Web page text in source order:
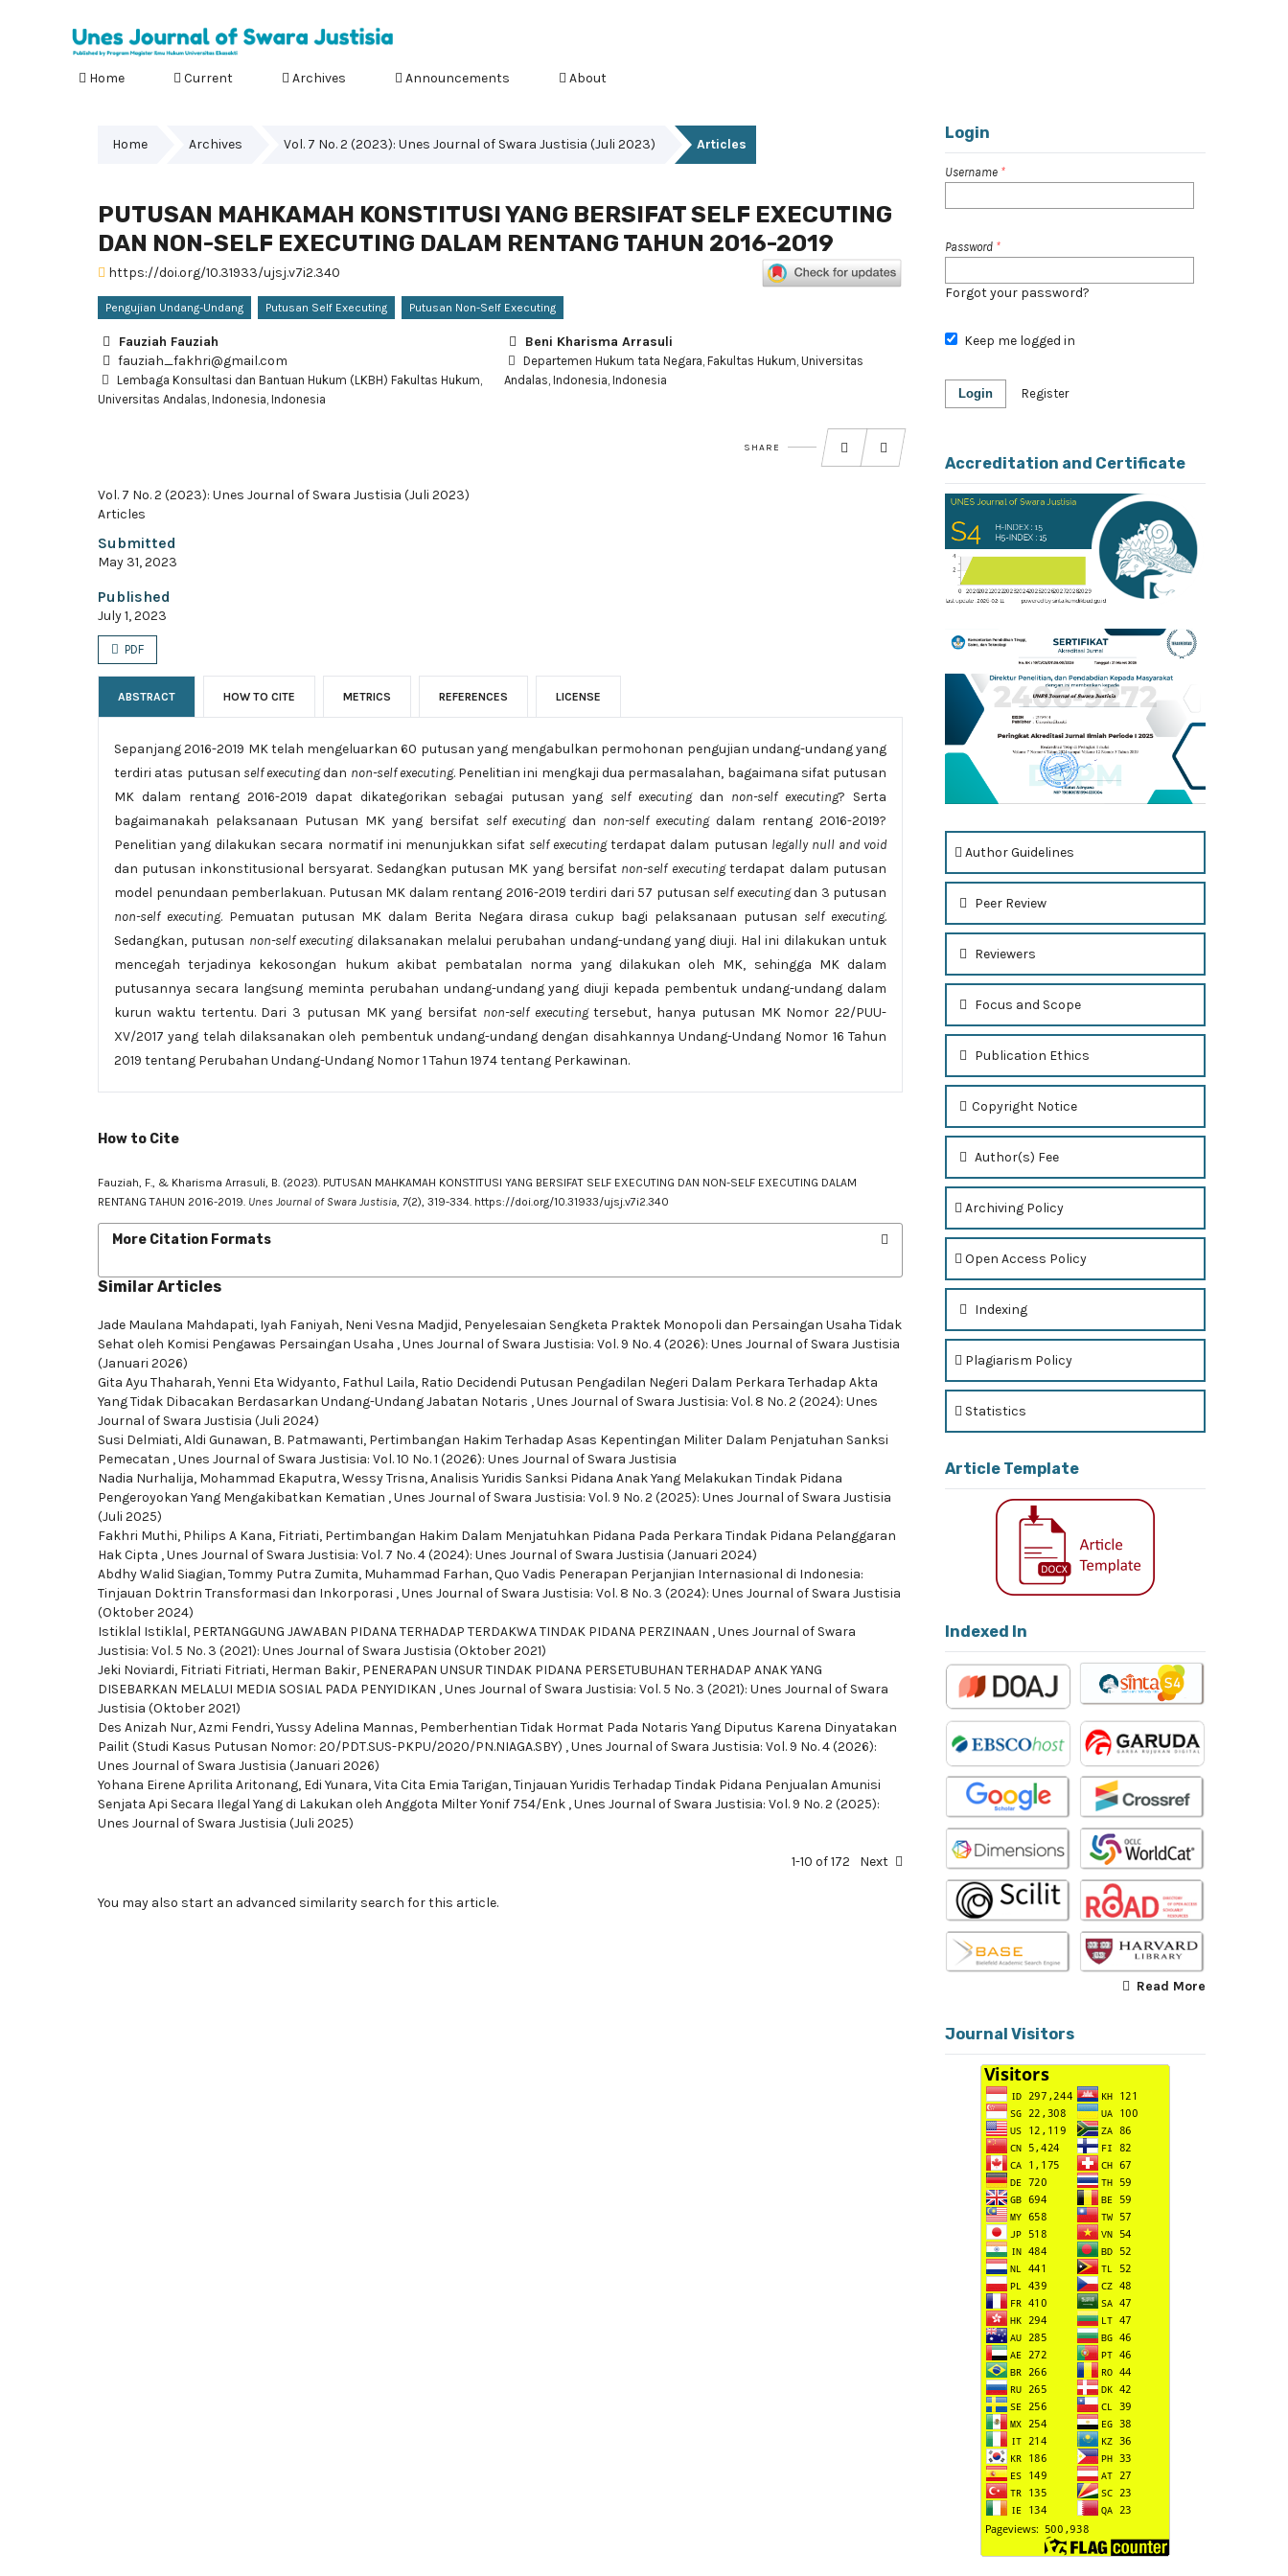
Home Current Archives Announcements About
Home Archives Vol. 7 No. 2 (2023): Unes Journal of Swara Justisia (Juli 2023) Articles
PUTUSAN MAHKAMAH KONSTITUSI YANG BERSIFAT SELF EXECUTING
DAN NON-SELF EXECUTING DALAM RENTANG TAHUN 2016-2019
https://doi.org/10.31933/ujsj.v7i2.340
Pengujian Undang-Undang Putusan Self Executing Putusan Non-Self Executing
Fauziah Fauziah
fauziah_fakhri@gmail.com
Lembaga Konsultasi dan Bantuan Hukum (LKBH) Fakultas Hukum,
Universitas Andalas, Indonesia, Indonesia
Beni Kharisma Arrasuli
Departemen Hukum tata Negara, Fakultas Hukum, Universitas
Andalas, Indonesia, Indonesia
SHARE
Vol. 7 No. 2 (2023): Unes Journal of Swara Justisia (Juli 2023)
Articles
Submitted
May 31, 2023
Published
July 1, 2023
PDF
ABSTRACT HOW TO CITE METRICS REFERENCES LICENSE
Sepanjang 2016-2019 MK telah mengeluarkan 60 putusan yang mengabulkan permohonan pengujian undang-undang yang
terdiri atas putusan self executingdan non-self executing. Penelitian ini mengkaji dua permasalahan, bagaimana sifat putusan
MK dalam rentang 2016-2019 dapat dikategorikan sebagai putusan yang self executingdan non-self executing? Serta
bagaimanakah pelaksanaan Putusan MK yang bersifat self executingdan non-self executingdalam rentang 2016-2019?
Penelitian yang dilakukan secara normatif ini menunjukkan sifat self executingterdapat dalam putusan legally null and void
dan putusan inkonstitusional bersyarat. Sedangkan putusan MK yang bersifat non-self executingterdapat dalam putusan
model penundaan pemberlakuan. Putusan MK dalam rentang 2016-2019 terdiri dari 57 putusan self executingdan 3 putusan
non-self executing. Pemuatan putusan MK dalam Berita Negara dirasa cukup bagi pelaksanaan putusan self executing.
Sedangkan, putusan non-self executingdilaksanakan melalui perubahan undang-undang yang diuji. Hal ini dilakukan untuk
mencegah terjadinya kekosongan hukum akibat pembatalan norma yang dilakukan oleh MK, sehingga MK dalam
putusannya secara langsung meminta perubahan undang-undang yang diuji kepada pembentuk undang-undang dalam
kurun waktu tertentu. Dari 3 putusan MK yang bersifat non-self executingtersebut, hanya putusan MK Nomor 22/PUU-
XV/2017 yang telah dilaksanakan oleh pembentuk undang-undang dengan disahkannya Undang-Undang Nomor 16 Tahun
2019 tentang Perubahan Undang-Undang Nomor 1 Tahun 1974 tentang Perkawinan.
How to Cite
Fauziah, F., & Kharisma Arrasuli, B. (2023). PUTUSAN MAHKAMAH KONSTITUSI YANG BERSIFAT SELF EXECUTING DAN NON-SELF EXECUTING DALAM
RENTANG TAHUN 2016-2019. Unes Journal of Swara Justisia, 7(2), 319-334. https://doi.org/10.31933/ujsj.v7i2.340
More Citation Formats
Similar Articles
Jade Maulana Mahdapati, Iyah Faniyah, Neni Vesna Madjid, Penyelesaian Sengketa Praktek Monopoli dan Persaingan Usaha Tidak
Sehat oleh Komisi Pengawas Persaingan Usaha ,Unes Journal of Swara Justisia: Vol. 9 No. 4 (2026): Unes Journal of Swara Justisia
(Januari 2026)
Gita Ayu Thaharah, Yenni Eta Widyanto, Fathul Laila, Ratio Decidendi Putusan Pengadilan Negeri Dalam Perkara Terhadap Akta
Yang Tidak Dibacakan Berdasarkan Undang-Undang Jabatan Notaris ,Unes Journal of Swara Justisia: Vol. 8 No. 2 (2024): Unes
Journal of Swara Justisia (Juli 2024)
Susi Delmiati, Aldi Gunawan, B. Patmawanti, Pertimbangan Hakim Terhadap Asas Kepentingan Militer Dalam Penjatuhan Sanksi
Pemecatan ,Unes Journal of Swara Justisia: Vol. 10 No. 1 (2026): Unes Journal of Swara Justisia
Nadia Nurhalija, Mohammad Ekaputra, Wessy Trisna,Analisis Yuridis Sanksi Pidana Anak Yang Melakukan Tindak Pidana
Pengeroyokan Yang Mengakibatkan Kematian ,Unes Journal of Swara Justisia: Vol. 9 No. 2 (2025): Unes Journal of Swara Justisia
(Juli 2025)
Fakhri Muthi, Philips A Kana, Fitriati, Pertimbangan Hakim Dalam Menjatuhkan Pidana Pada Perkara Tindak Pidana Pelanggaran
Hak Cipta ,Unes Journal of Swara Justisia: Vol. 7 No. 4 (2024): Unes Journal of Swara Justisia (Januari 2024)
Abdhy Walid Siagian, Tommy Putra Zumita, Muhammad Farhan,Quo Vadis Penerapan Perjanjian Internasional di Indonesia:
Tinjauan Doktrin Transformasi dan Inkorporasi ,Unes Journal of Swara Justisia: Vol. 8 No. 3 (2024): Unes Journal of Swara Justisia
(Oktober 2024)
Istiklal Istiklal, PERTANGGUNG JAWABAN PIDANA TERHADAP TERDAKWA TINDAK PIDANA PERZINAAN ,Unes Journal of Swara
Justisia: Vol. 5 No. 3 (2021): Unes Journal of Swara Justisia (Oktober 2021)
Jeki Noviardi, Fitriati Fitriati, Herman Bakir, PENERAPAN UNSUR TINDAK PIDANA PERSETUBUHAN TERHADAP ANAK YANG
DISEBARKAN MELALUI MEDIA SOSIAL PADA PENYIDIKAN ,Unes Journal of Swara Justisia: Vol. 5 No. 3 (2021): Unes Journal of Swara
Justisia (Oktober 2021)
Des Anizah Nur, Azmi Fendri, Yussy Adelina Mannas, Pemberhentian Tidak Hormat Pada Notaris Yang Diputus Karena Dinyatakan
Pailit (Studi Kasus Putusan Nomor: 20/PDT.SUS-PKPU/2020/PN.NIAGA.SBY) ,Unes Journal of Swara Justisia: Vol. 9 No. 4 (2026):
Unes Journal of Swara Justisia (Januari 2026)
Yohana Eirene Aprilita Aritonang, Edi Yunara, Vita Cita Emia Tarigan,Tinjauan Yuridis Terhadap Tindak Pidana Penjualan Amunisi
Senjata Api Secara Ilegal Yang di Lakukan oleh Anggota Milter Yonif 754/Enk ,Unes Journal of Swara Justisia: Vol. 9 No. 2 (2025):
Unes Journal of Swara Justisia (Juli 2025)
1-10 of 172 Next
You may also start an advanced similarity search for this article.
Login
Username *
Password *
Forgot your password?
Keep me logged in
Login Register
Accreditation and Certificate
Author Guidelines
Peer Review
Reviewers
Focus and Scope
Publication Ethics
Copyright Notice
Author(s) Fee
Archiving Policy
Open Access Policy
Indexing
Plagiarism Policy
Statistics
Article Template
Indexed In
Read More
Journal Visitors